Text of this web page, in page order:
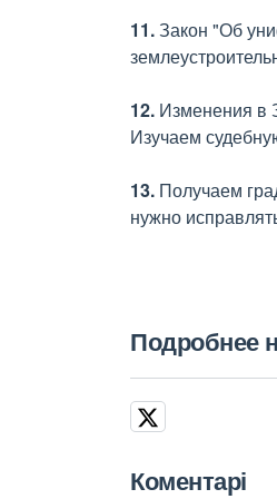
11.Закон "Об
12. Изменения в
Изучаем
13. Получаем
нужно
Подробнее
Коментарі